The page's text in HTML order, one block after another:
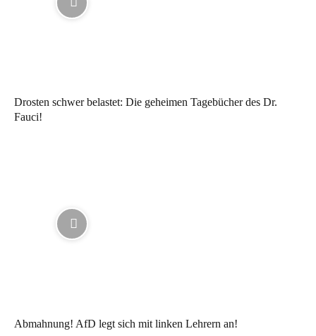
Drosten schwer belastet: Die geheimen Tagebücher des Dr.
Fauci!
Abmahnung! AfD legt sich mit linken Lehrern an!